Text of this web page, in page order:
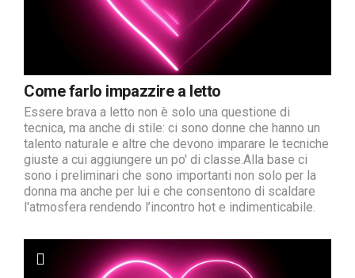
Come farlo impazzire a letto
Essere brava a letto non è solo una questione di
tecnica, ma anche di stile: ci sono donne che hanno un
talento naturale e altre che devono imparare le tecniche
giuste a cui aggiungere un po' di classe.Alla base ci
sono i preliminari che sono importanti non solo per la
donna ma anche per lui e che consentono di scaldare
l'atmosfera rendendo l’incontro hot e indimenticabile.